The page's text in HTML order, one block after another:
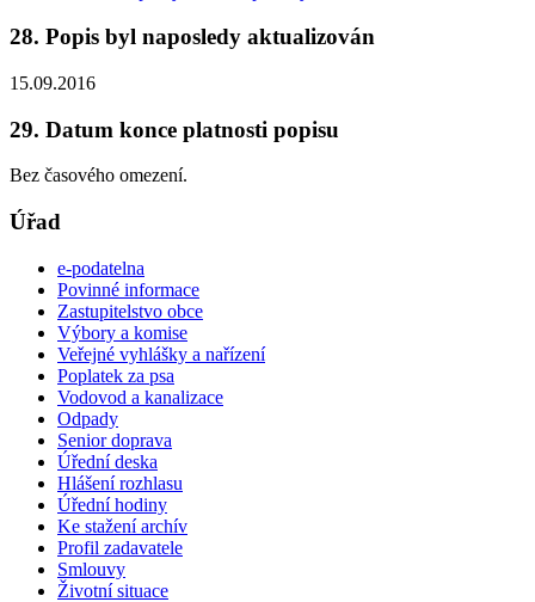
28. Popis byl naposledy aktualizován
15.09.2016
29. Datum konce platnosti popisu
Bez časového omezení.
Úřad
e-podatelna
Povinné informace
Zastupitelstvo obce
Výbory a komise
Veřejné vyhlášky a nařízení
Poplatek za psa
Vodovod a kanalizace
Odpady
Senior doprava
Úřední deska
Hlášení rozhlasu
Úřední hodiny
Ke stažení archív
Profil zadavatele
Smlouvy
Životní situace